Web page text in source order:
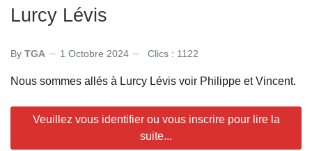
Lurcy Lévis
By TGA 1 Octobre 2024 Clics : 1122
Nous sommes allés à Lurcy Lévis voir Philippe et Vincent.
Veuillez vous identifier ou vous inscrire pour lire la
suite...